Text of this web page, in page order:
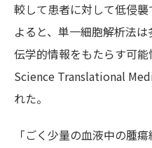
較して患者に対して低侵
よると、単一細胞解析法
伝学的情報をもたらす可
Science Translational
れた。
「ごく少量の血液中の腫